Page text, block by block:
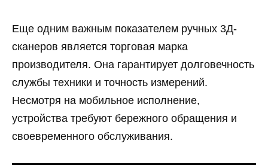
Еще одним важным показателем ручных 3Д-
сканеров является торговая марка
производителя. Она гарантирует долговечность
службы техники и точность измерений.
Несмотря на мобильное исполнение,
устройства требуют бережного обращения и
своевременного обслуживания.